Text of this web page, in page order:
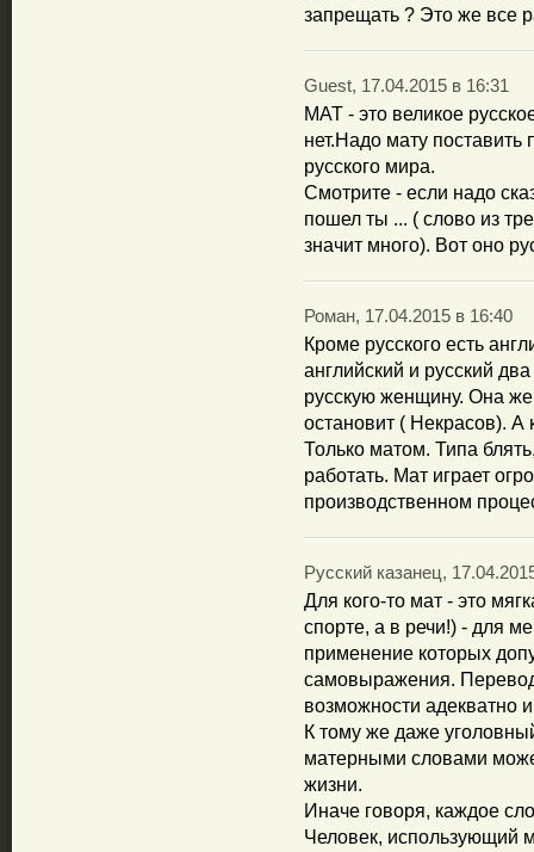
запрещать ? Это же все
Guest, 17.04.2015 в 16:31
МАТ - это великое
нет.Надо мату поставить
русского мира.
Смотрите - если надо
пошел ты ... ( слово из
значит много). Вот оно
Роман, 17.04.2015 в 16:40
Кроме русского есть
английский и русский
русскую женщину. Она же
остановит ( Некрасов). А
Только матом. Типа
работать. Мат играет
производственном
Русский казанец,
Для кого-то мат - это
спорте, а в речи!) - для
применение которых
самовыражения.
возможности адекватно
К тому же даже
матерными словами
жизни.
Иначе говоря, каждое
Человек, использующий